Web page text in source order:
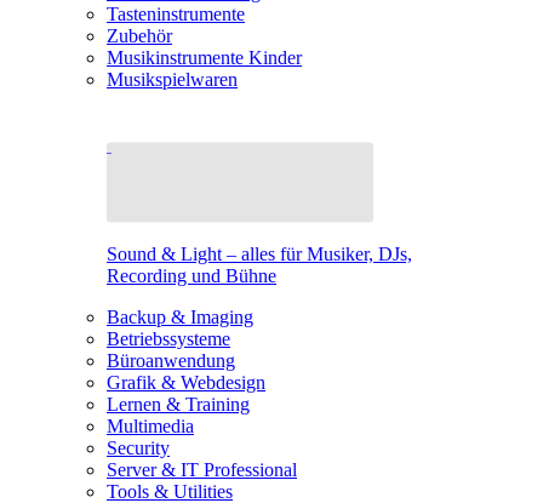
Tasteninstrumente
Zubehör
Musikinstrumente Kinder
Musikspielwaren
Sound & Light – alles für Musiker, DJs,
Recording und Bühne
Backup & Imaging
Betriebssysteme
Büroanwendung
Grafik & Webdesign
Lernen & Training
Multimedia
Security
Server & IT Professional
Tools & Utilities